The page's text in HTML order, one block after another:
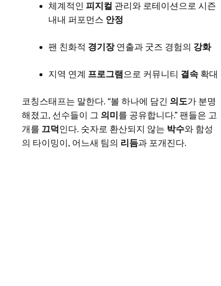
체계적인 피지컬 관리와 로테이션으로 시즌
내내 퍼포먼스 안정
팬 친화적 경기장연출과 굿즈 경험의 강화
지역 연계 프로그램으로 커뮤니티 결속 확대
코칭스태프는 말한다. “볼 하나에 담긴 의도가 분명
해졌고, 선수들이 그 의미 를 공유합니다.” 팬들은 고
개를 끄덕인다. 숫자로 환산되지 않는 박수와 함성
의 타이밍이, 어느새 팀의 리듬과 포개진다.